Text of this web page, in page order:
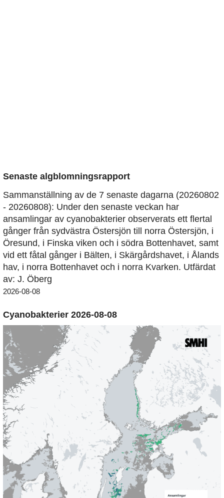
Senaste algblomningsrapport
Sammanställning av de 7 senaste dagarna (20260802
- 20260808): Under den senaste veckan har
ansamlingar av cyanobakterier observerats ett flertal
gånger från sydvästra Östersjön till norra Östersjön, i
Öresund, i Finska viken och i södra Bottenhavet, samt
vid ett fåtal gånger i Bälten, i Skärgårdshavet, i Ålands
hav, i norra Bottenhavet och i norra Kvarken. Utfärdat
av: J. Öberg
2026-08-08
Cyanobakterier 2026-08-08